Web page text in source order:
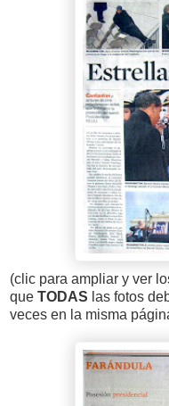
(clic para ampliar y ver
que TODAS las fotos
veces en la misma